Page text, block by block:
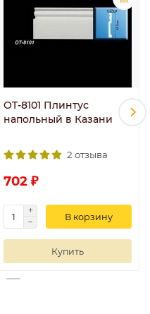
OT-8101 Плинтус
напольный в Казани
2 отзыва
702 ₽
В корзину
Купить